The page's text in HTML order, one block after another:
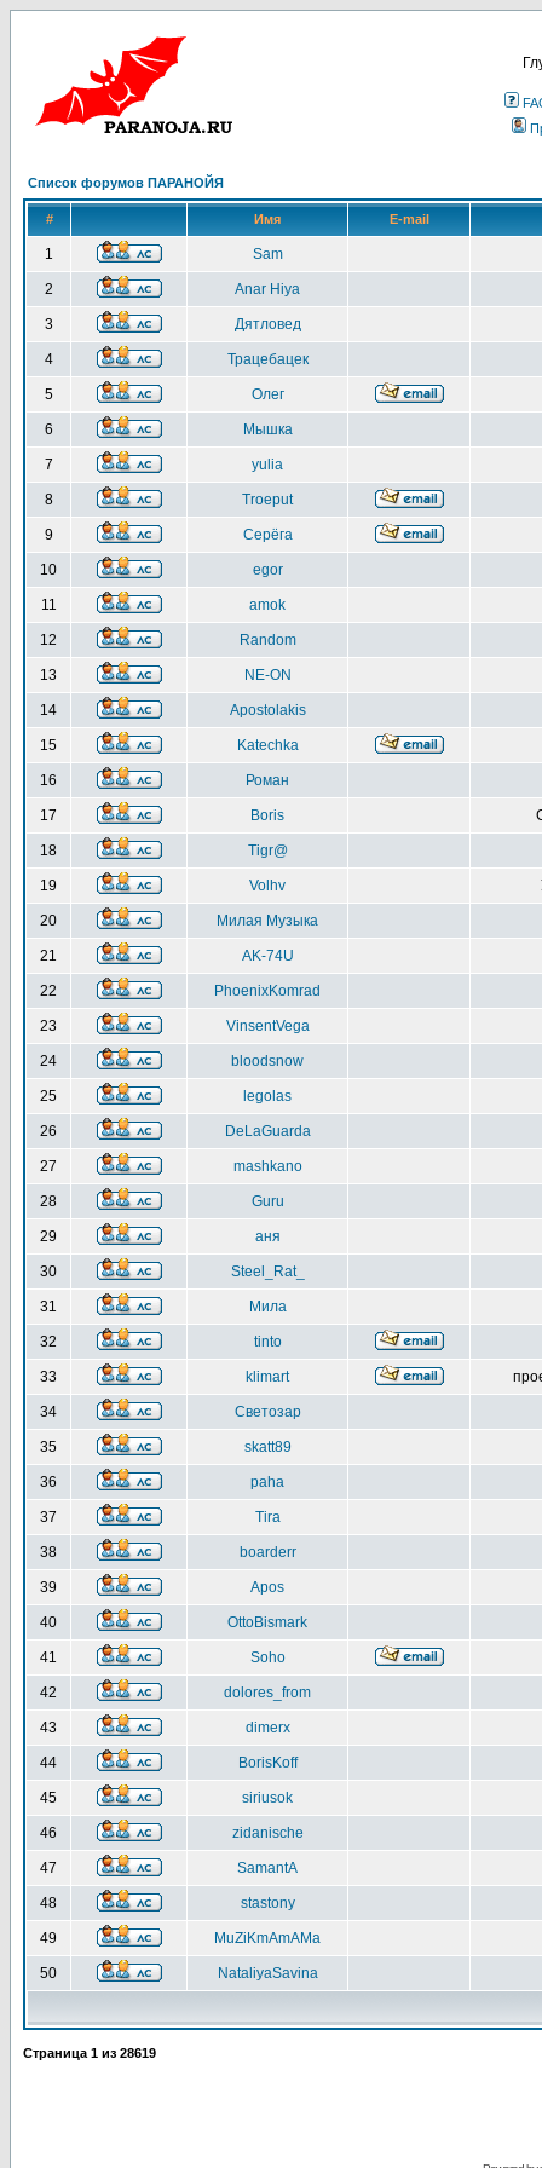
Список форумов ПАРАНОЙЯ
# Имя E-mail
1 Sam
2 Anar Hiya
3 Дятловед
4 Трацебацек
5 Олег
6 Мышка
7 yulia
8 Troeput
9 Серёга
10 egor
11 amok
12 Random
13 NE-ON
14 Apostolakis
15 Katechka
16 Роман
17 Boris
18 Tigr@
19 Volhv
20 Милая Музыка
21 AK-74U
22 PhoenixKomrad
23 VinsentVega
24 bloodsnow
25 legolas
26 DeLaGuarda
27 mashkano
28 Guru
29 аня
30 Steel_Rat_
31 Мила
32 tinto
33 klimart
34 Светозар
35 skatt89
36 paha
37 Tira
38 boarderr
39 Apos
40 OttoBismark
41 Soho
42 dolores_from
43 dimerx
44 BorisKoff
45 siriusok
46 zidanische
47 SamantA
48 stastony
49 MuZiKmAmAMa
50 NataliyaSavina
Страница 1 из 28619